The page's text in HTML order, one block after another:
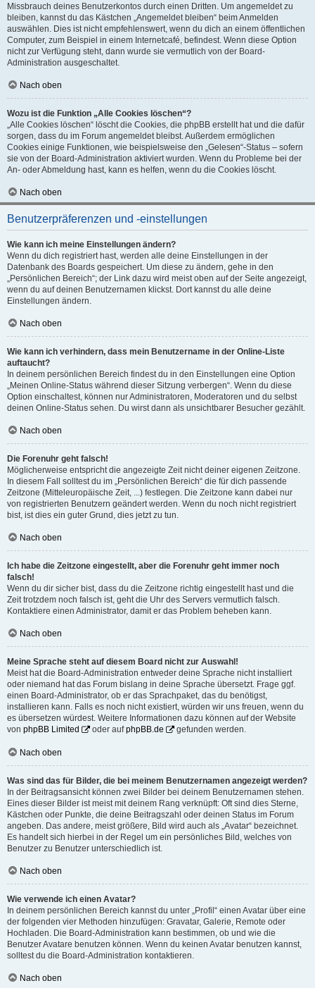
Missbrauch deines Benutzerkontos durch einen Dritten. Um angemeldet zu
bleiben, kannst du das Kästchen „Angemeldet bleiben“ beim Anmelden
auswählen. Dies ist nicht empfehlenswert, wenn du dich an einem öffentlichen
Computer, zum Beispiel in einem Internetcafé, befindest. Wenn diese Option
nicht zur Verfügung steht, dann wurde sie vermutlich von der Board-
Administration ausgeschaltet.
Nach oben
Wozu ist die Funktion „Alle Cookies löschen“?
„Alle Cookies löschen“ löscht die Cookies, die phpBB erstellt hat und die dafür
sorgen, dass du im Forum angemeldet bleibst. Außerdem ermöglichen
Cookies einige Funktionen, wie beispielsweise den „Gelesen“-Status – sofern
sie von der Board-Administration aktiviert wurden. Wenn du Probleme bei der
An- oder Abmeldung hast, kann es helfen, wenn du die Cookies löscht.
Nach oben
Benutzerpräferenzen und -einstellungen
Wie kann ich meine Einstellungen ändern?
Wenn du dich registriert hast, werden alle deine Einstellungen in der
Datenbank des Boards gespeichert. Um diese zu ändern, gehe in den
„Persönlichen Bereich“; der Link dazu wird meist oben auf der Seite angezeigt,
wenn du auf deinen Benutzernamen klickst. Dort kannst du alle deine
Einstellungen ändern.
Nach oben
Wie kann ich verhindern, dass mein Benutzername in der Online-Liste
auftaucht?
In deinem persönlichen Bereich findest du in den Einstellungen eine Option
„Meinen Online-Status während dieser Sitzung verbergen“. Wenn du diese
Option einschaltest, können nur Administratoren, Moderatoren und du selbst
deinen Online-Status sehen. Du wirst dann als unsichtbarer Besucher gezählt.
Nach oben
Die Forenuhr geht falsch!
Möglicherweise entspricht die angezeigte Zeit nicht deiner eigenen Zeitzone.
In diesem Fall solltest du im „Persönlichen Bereich“ die für dich passende
Zeitzone (Mitteleuropäische Zeit, ...) festlegen. Die Zeitzone kann dabei nur
von registrierten Benutzern geändert werden. Wenn du noch nicht registriert
bist, ist dies ein guter Grund, dies jetzt zu tun.
Nach oben
Ich habe die Zeitzone eingestellt, aber die Forenuhr geht immer noch
falsch!
Wenn du dir sicher bist, dass du die Zeitzone richtig eingestellt hast und die
Zeit trotzdem noch falsch ist, geht die Uhr des Servers vermutlich falsch.
Kontaktiere einen Administrator, damit er das Problem beheben kann.
Nach oben
Meine Sprache steht auf diesem Board nicht zur Auswahl!
Meist hat die Board-Administration entweder deine Sprache nicht installiert
oder niemand hat das Forum bislang in deine Sprache übersetzt. Frage ggf.
einen Board-Administrator, ob er das Sprachpaket, das du benötigst,
installieren kann. Falls es noch nicht existiert, würden wir uns freuen, wenn du
es übersetzen würdest. Weitere Informationen dazu können auf der Website
von phpBB Limited oder aufphpBB.de gefunden werden.
Nach oben
Was sind das für Bilder, die bei meinem Benutzernamen angezeigt werden?
In der Beitragsansicht können zwei Bilder bei deinem Benutzernamen stehen.
Eines dieser Bilder ist meist mit deinem Rang verknüpft: Oft sind dies Sterne,
Kästchen oder Punkte, die deine Beitragszahl oder deinen Status im Forum
angeben. Das andere, meist größere, Bild wird auch als „Avatar“ bezeichnet.
Es handelt sich hierbei in der Regel um ein persönliches Bild, welches von
Benutzer zu Benutzer unterschiedlich ist.
Nach oben
Wie verwende ich einen Avatar?
In deinem persönlichen Bereich kannst du unter „Profil“ einen Avatar über eine
der folgenden vier Methoden hinzufügen: Gravatar, Galerie, Remote oder
Hochladen. Die Board-Administration kann bestimmen, ob und wie die
Benutzer Avatare benutzen können. Wenn du keinen Avatar benutzen kannst,
solltest du die Board-Administration kontaktieren.
Nach oben